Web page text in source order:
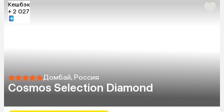
Кешбэк
+ 2 027
Домбай, Россия
Cosmos Selection Diamond